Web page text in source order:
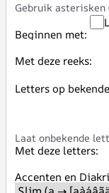
Gebruik asterisken
Beginnen met:
Met deze reeks:
Letters op
Laat onbekende
Met deze letters:
Accenten en